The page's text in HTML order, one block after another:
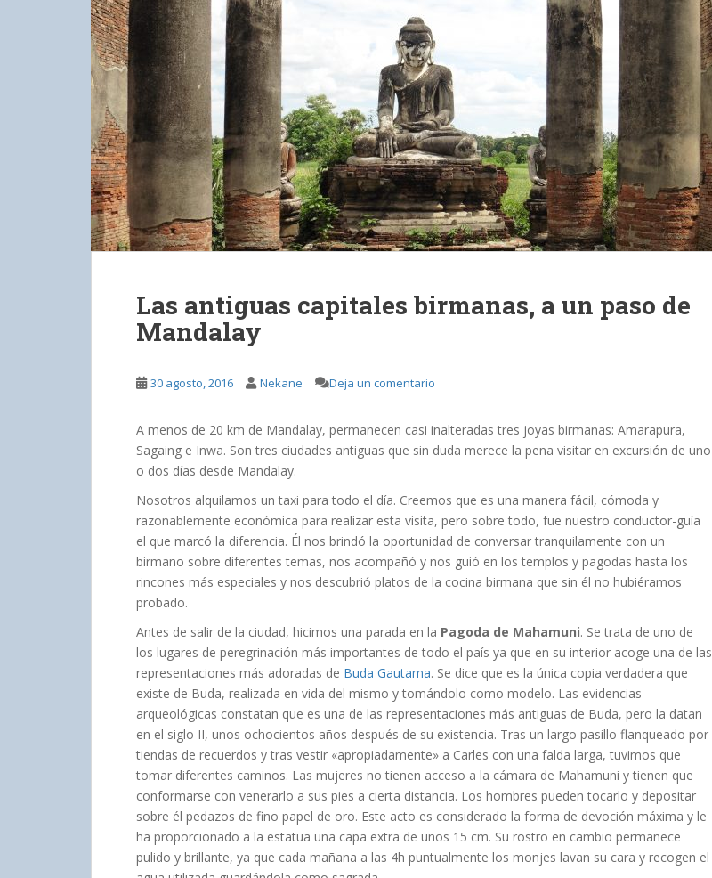
Las antiguas capitales birmanas, a un paso de
Mandalay
30 agosto, 2016 Nekane Deja un comentario
A menos de 20 km de Mandalay, permanecen casi inalteradas tres joyas birmanas: Amarapura,
Sagaing e Inwa. Son tres ciudades antiguas que sin duda merece la pena visitar en excursión de uno
o dos días desde Mandalay.
Nosotros alquilamos un taxi para todo el día. Creemos que es una manera fácil, cómoda y
razonablemente económica para realizar esta visita, pero sobre todo, fue nuestro conductor-guía
el que marcó la diferencia. Él nos brindó la oportunidad de conversar tranquilamente con un
birmano sobre diferentes temas, nos acompañó y nos guió en los templos y pagodas hasta los
rincones más especiales y nos descubrió platos de la cocina birmana que sin él no hubiéramos
probado.
Antes de salir de la ciudad, hicimos una parada en la Pagoda de Mahamuni. Se trata de uno de
los lugares de peregrinación más importantes de todo el país ya que en su interior acoge una de las
representaciones más adoradas de Buda Gautama. Se dice que es la única copia verdadera que
existe de Buda, realizada en vida del mismo y tomándolo como modelo. Las evidencias
arqueológicas constatan que es una de las representaciones más antiguas de Buda, pero la datan
en el siglo II, unos ochocientos años después de su existencia. Tras un largo pasillo flanqueado por
tiendas de recuerdos y tras vestir «apropiadamente» a Carles con una falda larga, tuvimos que
tomar diferentes caminos. Las mujeres no tienen acceso a la cámara de Mahamuni y tienen que
conformarse con venerarlo a sus pies a cierta distancia. Los hombres pueden tocarlo y depositar
sobre él pedazos de fino papel de oro. Este acto es considerado la forma de devoción máxima y le
ha proporcionado a la estatua una capa extra de unos 15 cm. Su rostro en cambio permanece
pulido y brillante, ya que cada mañana a las 4h puntualmente los monjes lavan su cara y recogen el